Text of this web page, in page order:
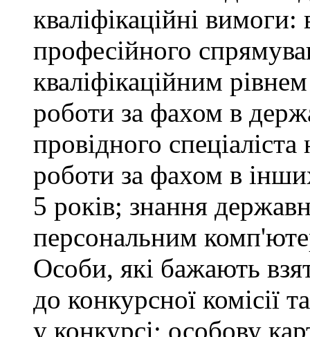
кваліфікаційні
професійного
кваліфікаційним
роботи за фахом в
провідного
роботи за фахом в
5 років; знання
персональним
Особи, які бажають
до конкурсної комісії
у конкурсі; особову